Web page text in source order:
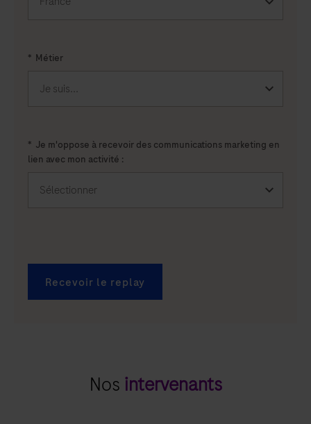
* Métier
* Je m'oppose à recevoir des communications marketing en
lien avec mon activité :
Recevoir le replay
Nos intervenants